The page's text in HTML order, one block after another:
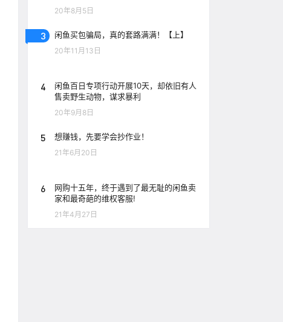
20年8月5日
3 闲鱼买包骗局，真的套路满满！【上】
20年11月13日
4
闲鱼百日专项行动开展10天，却依旧有人
售卖野生动物，谋求暴利
20年9月8日
5 想赚钱，先要学会抄作业！
21年6月20日
6
网购十五年，终于遇到了最无耻的闲鱼卖
家和最奇葩的维权客服!
21年4月27日